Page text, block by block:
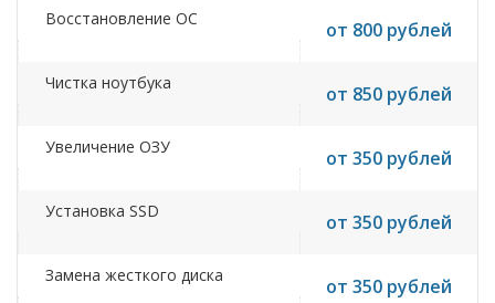
Восстановление ОС от 800 рублей
Чистка ноутбука от 850 рублей
Увеличение ОЗУ от 350 рублей
Установка SSD от 350 рублей
Замена жесткого диска от 350 рублей